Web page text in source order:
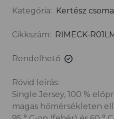
Kategória: Kertész
Cikkszám: RIMECK-
Rendelhető
Rövid leírás:
Single Jersey, 100 %
magas hőmérsékleten